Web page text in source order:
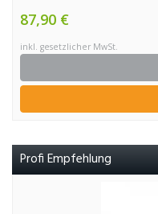
87,90 €
inkl. gesetzlicher MwSt.
Profi Empfehlung